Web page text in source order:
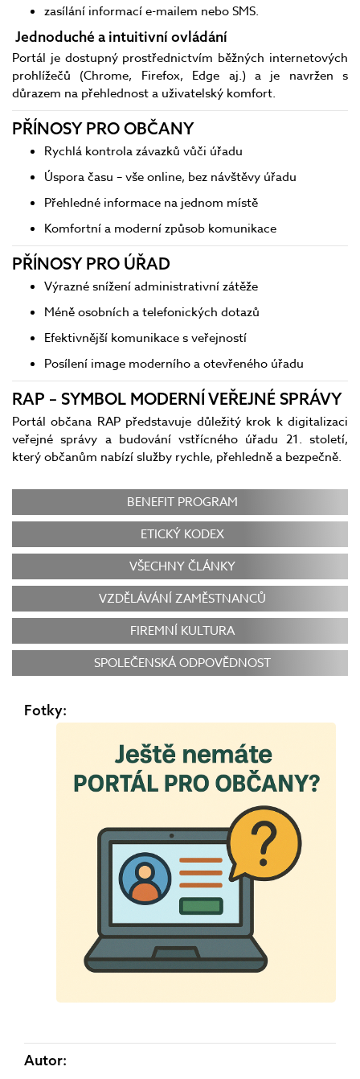
zasílání informací e-mailem nebo SMS.
Jednoduché a intuitivní ovládání
Portál je dostupný prostřednictvím běžných internetových
prohlížečů (Chrome, Firefox, Edge aj.) a je navržen s
důrazem na přehlednost a uživatelský komfort.
PŘÍNOSY PRO OBČANY
Rychlá kontrola závazků vůči úřadu
Úspora času – vše online, bez návštěvy úřadu
Přehledné informace na jednom místě
Komfortní a moderní způsob komunikace
PŘÍNOSY PRO ÚŘAD
Výrazné snížení administrativní zátěže
Méně osobních a telefonických dotazů
Efektivnější komunikace s veřejností
Posílení image moderního a otevřeného úřadu
RAP – SYMBOL MODERNÍ VEŘEJNÉ SPRÁVY
Portál občana RAP představuje důležitý krok k digitalizaci
veřejné správy a budování vstřícného úřadu 21. století,
který občanům nabízí služby rychle, přehledně a bezpečně.
BENEFIT PROGRAM
ETICKÝ KODEX
VŠECHNY ČLÁNKY
VZDĚLÁVÁNÍ ZAMĚSTNANCŮ
FIREMNÍ KULTURA
SPOLEČENSKÁ ODPOVĚDNOST
Fotky:
Autor: